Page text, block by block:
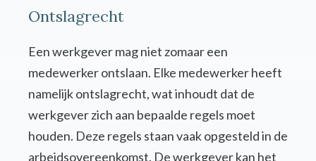
Ontslagrecht
Een werkgever mag niet zomaar een
medewerker ontslaan. Elke medewerker heeft
namelijk ontslagrecht, wat inhoudt dat de
werkgever zich aan bepaalde regels moet
houden. Deze regels staan vaak opgesteld in de
arbeidsovereenkomst. De werkgever kan het